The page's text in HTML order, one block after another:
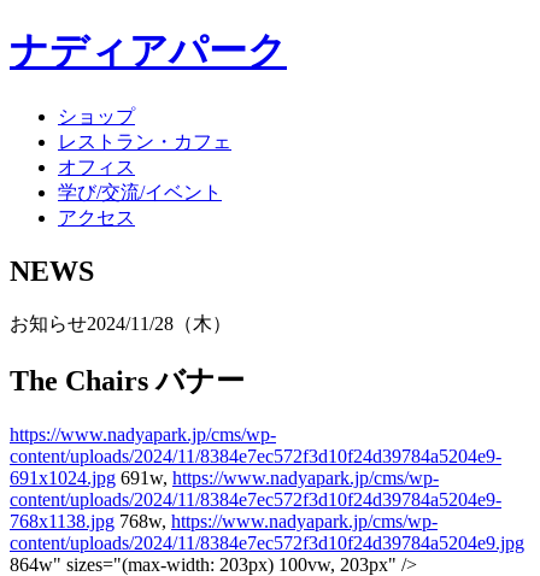
ナディアパーク
ショップ
レストラン・カフェ
オフィス
学び/交流/イベント
アクセス
NEWS
お知らせ2024/11/28（木）
The Chairs バナー
https://www.nadyapark.jp/cms/wp-
content/uploads/2024/11/8384e7ec572f3d10f24d39784a5204e9-
691x1024.jpg 691w, https://www.nadyapark.jp/cms/wp-
content/uploads/2024/11/8384e7ec572f3d10f24d39784a5204e9-
768x1138.jpg 768w, https://www.nadyapark.jp/cms/wp-
content/uploads/2024/11/8384e7ec572f3d10f24d39784a5204e9.jpg
864w" sizes="(max-width: 203px) 100vw, 203px" />